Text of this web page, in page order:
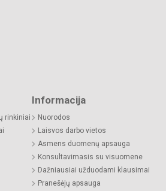
rinkiniai
Informacija
Nuorodos
Laisvos darbo vietos
Asmens duomenų apsauga
Konsultavimasis su visuomene
Dažniausiai užduodami klausimai
Pranešėjų apsauga